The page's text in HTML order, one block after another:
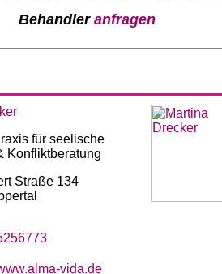
Behandler anfragen
für seelische
Konfliktberatung
Straße 134
vida.de